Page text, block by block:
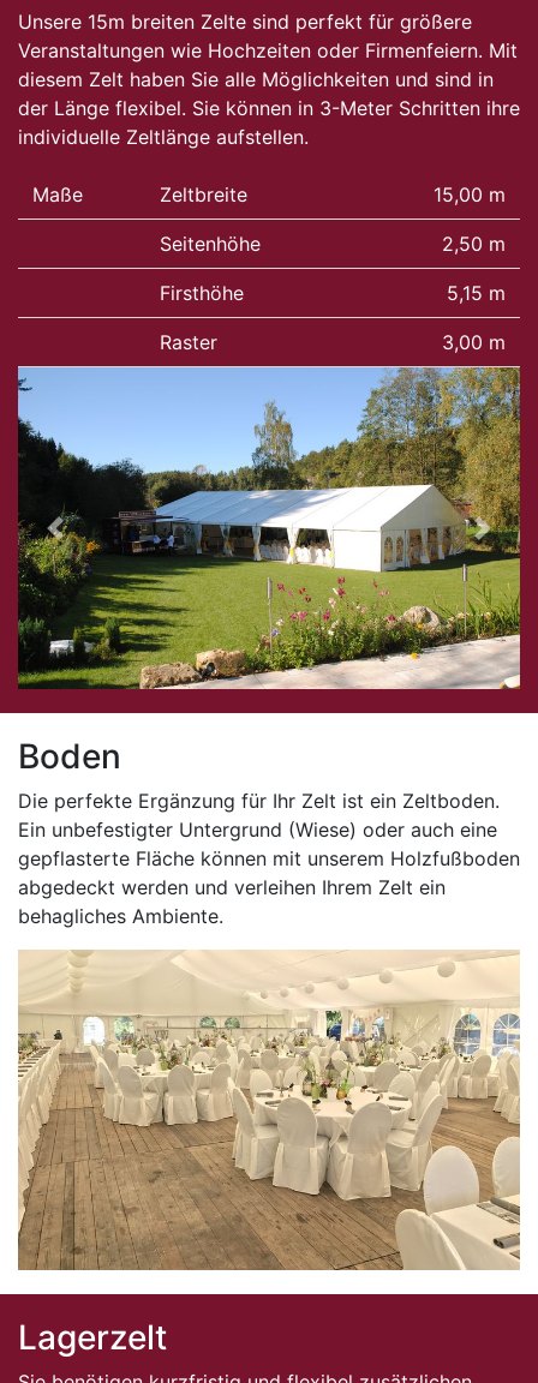
Unsere 15m breiten Zelte sind perfekt für größere
Veranstaltungen wie Hochzeiten oder Firmenfeiern. Mit
diesem Zelt haben Sie alle Möglichkeiten und sind in
der Länge flexibel. Sie können in 3-Meter Schritten ihre
individuelle Zeltlänge aufstellen.
Maße Zeltbreite 15,00 m
Seitenhöhe 2,50 m
Firsthöhe 5,15 m
Raster 3,00 m
Previous Next
Boden
Die perfekte Ergänzung für Ihr Zelt ist ein Zeltboden.
Ein unbefestigter Untergrund (Wiese) oder auch eine
gepflasterte Fläche können mit unserem Holzfußboden
abgedeckt werden und verleihen Ihrem Zelt ein
behagliches Ambiente.
Lagerzelt